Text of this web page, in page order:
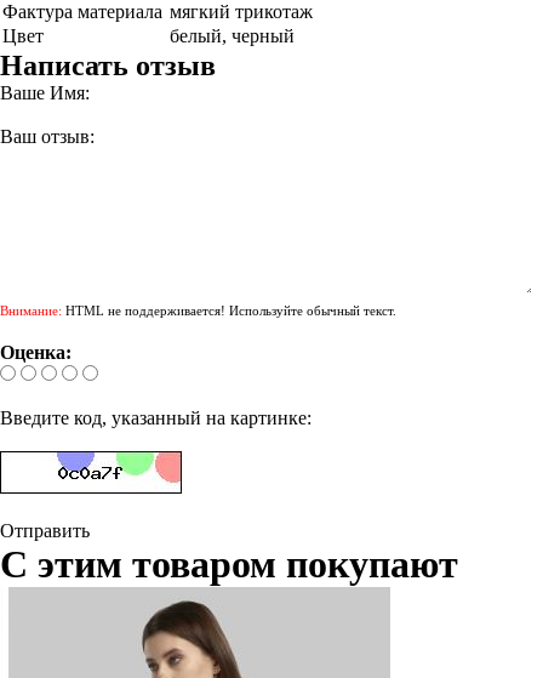
Фактура материала мягкий трикотаж
Цвет
белый, черный
Написать отзыв
Ваше Имя:
Ваш отзыв:
Внимание: HTML не поддерживается! Используйте обычный текст.
Оценка:
Введите код, указанный на картинке:
Отправить
С этим товаром покупают